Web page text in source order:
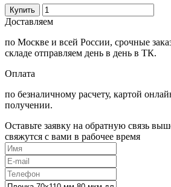
Купить
Доставляем
по Москве и всей России, срочные
складе отправляем день в день в ТК.
Оплата
по безналичному расчету, картой
получении.
Оставьте заявку на обратную связь
свяжутся с вами в рабочее время